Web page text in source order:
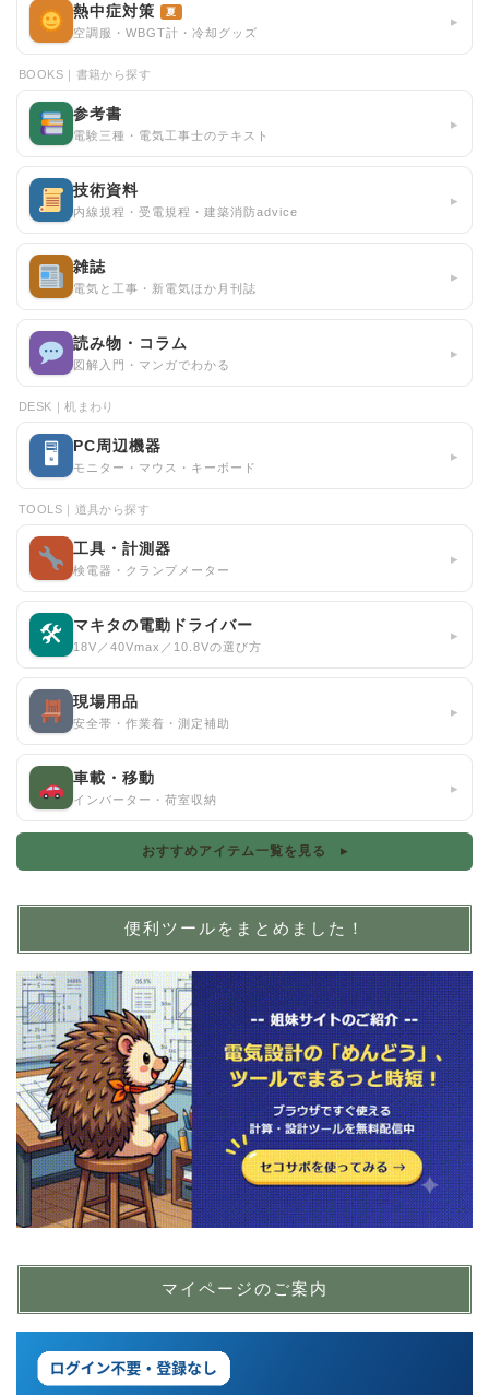
熱中症対策 夏
空調服・WBGT計・冷却グッズ
▸
BOOKS｜書籍から探す
参考書
電験三種・電気工事士のテキスト
▸
技術資料
内線規程・受電規程・建築消防advice
▸
雑誌
電気と工事・新電気ほか月刊誌
▸
読み物・コラム
図解入門・マンガでわかる
▸
DESK｜机まわり
🖥 PC周辺機器
モニター・マウス・キーボード
▸
TOOLS｜道具から探す
工具・計測器
検電器・クランプメーター
▸
🛠 マキタの電動ドライバー
18V／40Vmax／10.8Vの選び方
▸
現場用品
安全帯・作業着・測定補助
▸
車載・移動
インバーター・荷室収納
▸
おすすめアイテム一覧を見る ▸
便利ツールをまとめました！
マイページのご案内